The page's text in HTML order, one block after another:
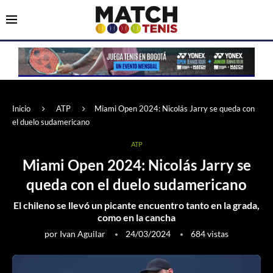
Inicio ATP
Miami Open 2024: Nicolás Jarry se queda con
el duelo sudamericano
ATP
Miami Open 2024: Nicolás Jarry se
queda con el duelo sudamericano
El chileno se llevó un picante encuentro tanto en la grada,
como en la cancha
por Ivan Aguilar 24/03/2024 684vistas